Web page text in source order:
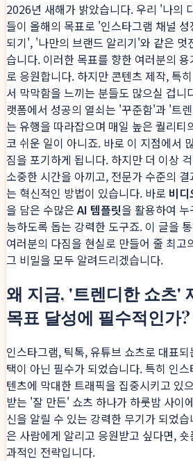
2026년 새해가 밝았습니다. 우리 '나의
들이 올해의 목표로 '인스타그램 채널
되기', '나만의 브랜드 알리기'와 같은 멋
습니다. 이러한 목표를 향한 여러분의
로 응원합니다. 하지만 콘텐츠 제작, 특
서 막막함을 느끼는 분들도 많으실 겁니
랫폼에서 성공의 열쇠는 '꾸준함'과 '트
는 유행을 따라잡으며 매일 높은 퀄리티
코 쉬운 일이 아니죠. 바로 이 지점에서
짐을 포기하게 됩니다. 하지만 더 이상
소중한 시간을 아끼고, 전문가 수준의
는 혁신적인 방법이 있습니다. 바로 비디
을 담은 수많은AI 템플릿을 활용하여 누
능하도록 돕는 강력한 도구죠. 이 글을
여러분의 다짐을 현실로 만들어 줄 최고
그 비밀을 모두 알려드리겠습니다.
왜 지금, '트렌디한 쇼츠'
목표 달성에 필수적인가?
인스타그램, 틱톡, 유튜브 쇼츠로 대표
택이 아닌 필수가 되었습니다. 특히 인
텐츠에 막대한 트래픽을 집중시키고 있
받는 '잘 만든' 쇼츠 하나가 하룻밤 사이
신을 알릴 수 있는 강력한 무기가 되었
은 사람에게 알리고 응원받고 싶다면,
과적인 전략입니다.